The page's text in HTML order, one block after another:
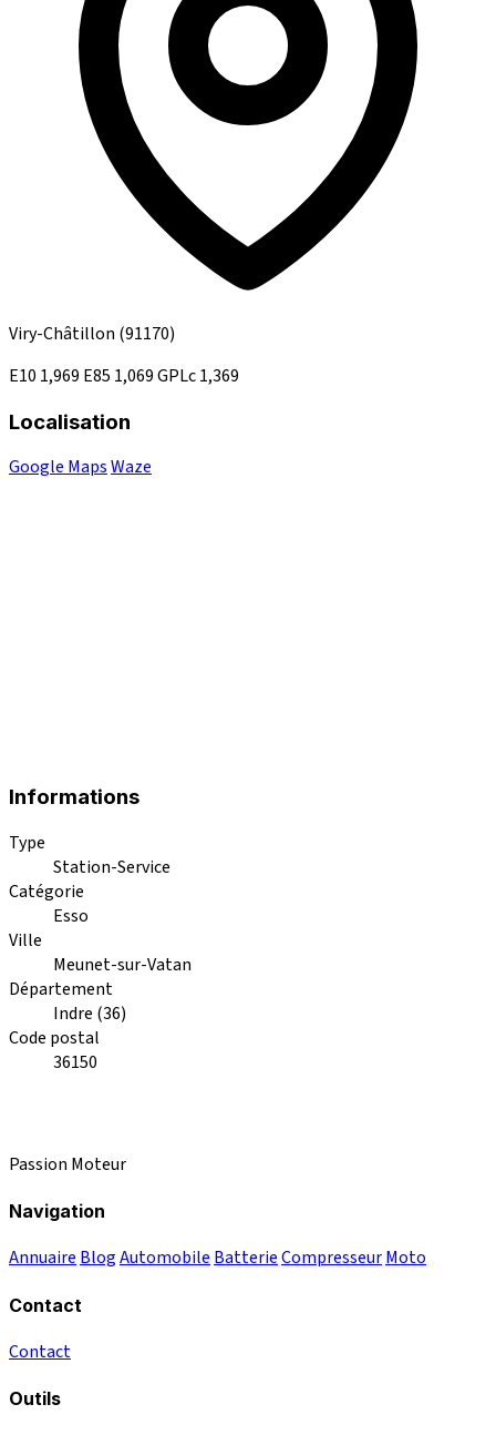
Viry-Châtillon (91170)
E10 1,969 E85 1,069GPLc1,369
Localisation
Google MapsWaze
Informations
Type
Station-Service
Catégorie
Esso
Ville
Meunet-sur-Vatan
Département
Indre (36)
Code postal
36150
Passion Moteur
Navigation
Annuaire BlogAutomobile BatterieCompresseurMoto
Contact
Contact
Outils